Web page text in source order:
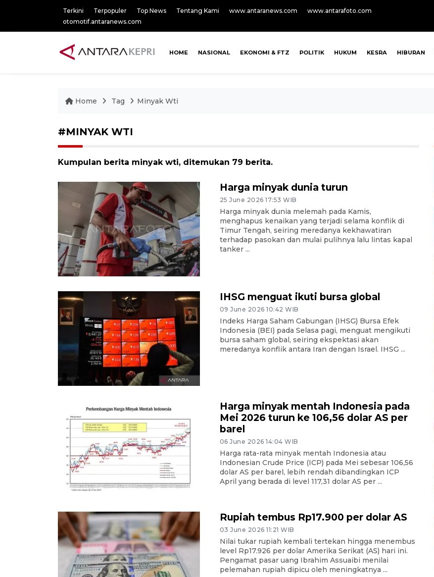
Terkini Terpopuler Top News Tentang Kami www.antaranews.com
www.antarafoto.com
otomotif.antaranews.com
HOME NASIONAL EKONOMI & FTZ POLITIK HUKUM KESRA HIBURAN
Home Tag Minyak Wti
#MINYAK WTI
Kumpulan berita minyak wti, ditemukan 79 berita.
Harga minyak dunia turun
25 June 2026 17:53 WIB
Harga minyak dunia melemah pada Kamis,
menghapus kenaikan yang terjadi selama konflik di
Timur Tengah, seiring meredanya kekhawatiran
terhadap pasokan dan mulai pulihnya lalu lintas kapal
tanker ...
IHSG menguat ikuti bursa global
09 June 2026 10:42 WIB
Indeks Harga Saham Gabungan (IHSG) Bursa Efek
Indonesia (BEI) pada Selasa pagi, menguat mengikuti
bursa saham global, seiring ekspektasi akan
meredanya konflik antara Iran dengan Israel. IHSG ...
Harga minyak mentah Indonesia pada
Mei 2026 turun ke 106,56 dolar AS per
barel
06 June 2026 14:04 WIB
Harga rata-rata minyak mentah Indonesia atau
Indonesian Crude Price (ICP) pada Mei sebesar 106,56
dolar AS per barel, lebih rendah dibandingkan ICP
April yang berada di level 117,31 dolar AS per ...
Rupiah tembus Rp17.900 per dolar AS
03 June 2026 11:21 WIB
Nilai tukar rupiah kembali tertekan hingga menembus
level Rp17.926 per dolar Amerika Serikat (AS) hari ini.
Pengamat pasar uang Ibrahim Assuaibi menilai
pelemahan rupiah dipicu oleh meningkatnya ...